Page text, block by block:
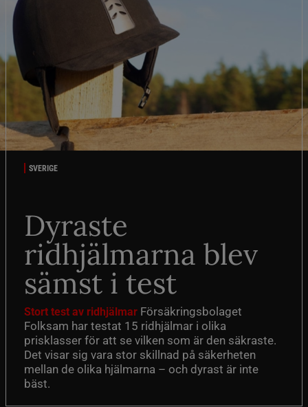
SVERIGE
Dyraste
ridhjälmarna blev
sämst i test
Stort test av ridhjälmar Försäkringsbolaget
Folksam har testat 15 ridhjälmar i olika
prisklasser för att se vilken som är den säkraste.
Det visar sig vara stor skillnad på säkerheten
mellan de olika hjälmarna – och dyrast är inte
bäst.